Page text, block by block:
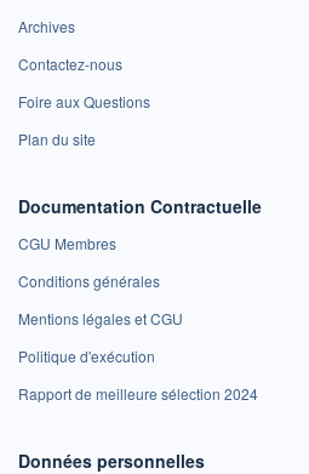
Archives
Contactez-nous
Foire aux Questions
Plan du site
Documentation Contractuelle
CGU Membres
Conditions générales
Mentions légales et CGU
Politique d'exécution
Rapport de meilleure sélection 2024
Données personnelles